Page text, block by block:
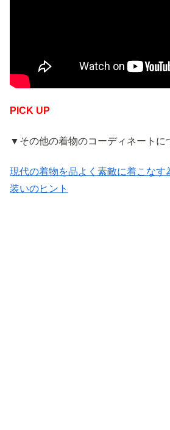
PICK UP
▼その他の着物のコーディネートに
現代の着物を品よく素敵に着こなす
装いのヒント